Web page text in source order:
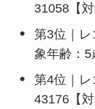
31058【
第3位｜
象年齢：5
第4位｜レ
43176【